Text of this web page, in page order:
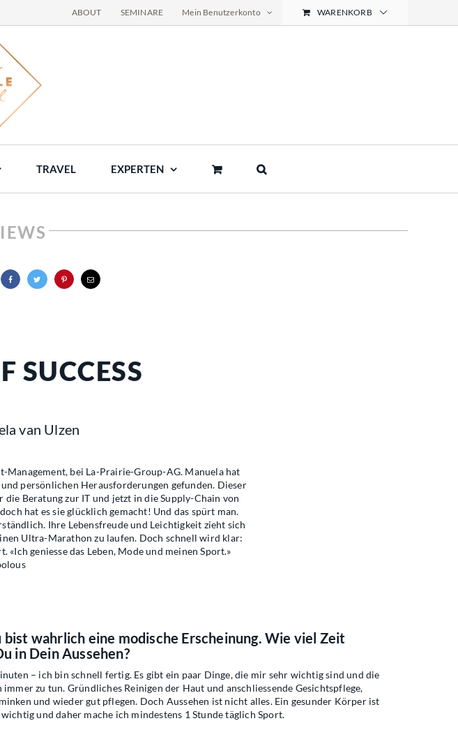
ABOUT SEMINARE Mein Benutzerkonto WARENKORB
TRAVEL EXPERTEN
SUCCESS
van Ulzen
bei La-Prairie-Group-AG. Manuela hat
persönlichen Herausforderungen gefunden. Dieser
Beratung zur IT und jetzt in die Supply-Chain von
hat es sie glücklich gemacht! Und das spürt man.
Ihre Lebensfreude und Leichtigkeit zieht sich
Ultra-Marathon zu laufen. Doch schnell wird klar:
geniesse das Leben, Mode und meinen Sport.»
bist wahrlich eine modische Erscheinung. Wie viel Zeit
in Dein Aussehen?
– ich bin schnell fertig. Es gibt ein paar Dinge, die mir sehr wichtig sind und die
immer zu tun. Gründliches Reinigen der Haut und anschliessende Gesichtspflege,
und wieder gut pflegen. Doch Aussehen ist nicht alles. Ein gesunder Körper ist
und daher mache ich mindestens 1 Stunde täglich Sport.